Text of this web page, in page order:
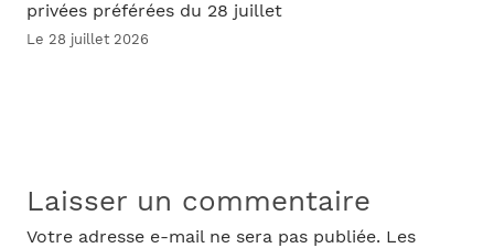
privées préférées du 28 juillet
Le 28 juillet 2026
Laisser un commentaire
Votre adresse e-mail ne sera pas publiée. Les